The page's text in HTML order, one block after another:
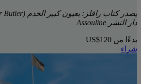
دار النشر Assouline
بدءًا من
شراء